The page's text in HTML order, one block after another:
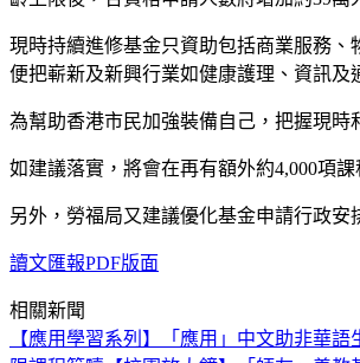
現時持續進修基金只資助包括商業服務
便把嶄新及新興行業如健康護理、資訊及
為幫助香港市民加強裝備自己，把握現
如建議落實，將會在再有額外約4,000項
另外，勞福局又建議優化基金申請行政
讀文匯報PDF版面
相關新聞
【應用學習系列】「應用」中文助非華語